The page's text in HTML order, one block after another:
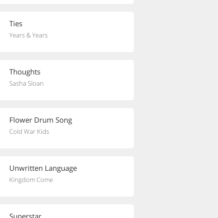
Ties
Years & Years
Thoughts
Sasha Sloan
Flower Drum Song
Cold War Kids
Unwritten Language
Kingdom Come
Superstar